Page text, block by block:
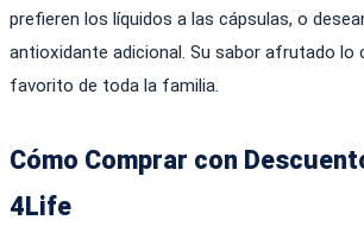
prefieren los líquidos a las cápsulas, o
antioxidante adicional. Su sabor afrutado lo
favorito de toda la familia.
Cómo Comprar con
4Life